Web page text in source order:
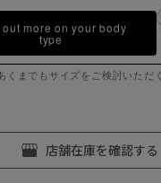
out more on your body
type
くまでもサイズをご検討いただ